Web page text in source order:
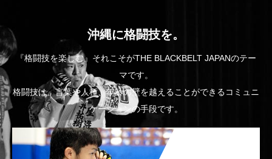
沖縄に格闘技を。
『格闘技を楽しむ』それこそがTHE BLACKBELT JAPANのテー
マです。
格闘技は、言葉や人種、年齢の壁を越えることができるコミュニ
ケーションの手段です。